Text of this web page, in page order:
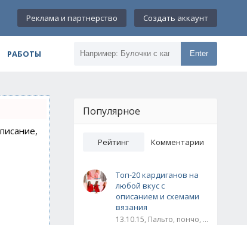
Реклама и партнерство Создать аккаунт
РАБОТЫ Enter
Популярное
Рейтинг Комментарии
Топ-20 кардиганов на
любой вкус с
описанием и схемами
вязания
13.10.15, Пальто, пончо, кардиганы